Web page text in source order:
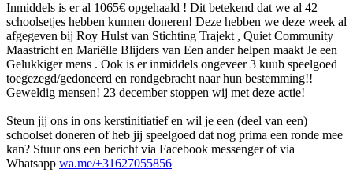
Inmiddels is er al 1065€ opgehaald ! Dit betekend dat we al 42
schoolsetjes hebben kunnen doneren! Deze hebben we deze week al
afgegeven bij Roy Hulst van Stichting Trajekt , Quiet Community
Maastricht en Mariëlle Blijders van Een ander helpen maakt Je een
Gelukkiger mens . Ook is er inmiddels ongeveer 3 kuub speelgoed
toegezegd/gedoneerd en rondgebracht naar hun bestemming!!
Geweldig mensen! 23 december stoppen wij met deze actie!
Steun jij ons in ons kerstinitiatief en wil je een (deel van een)
schoolset doneren of heb jij speelgoed dat nog prima een ronde mee
kan? Stuur ons een bericht via Facebook messenger of via
Whatsapp wa.me/+31627055856